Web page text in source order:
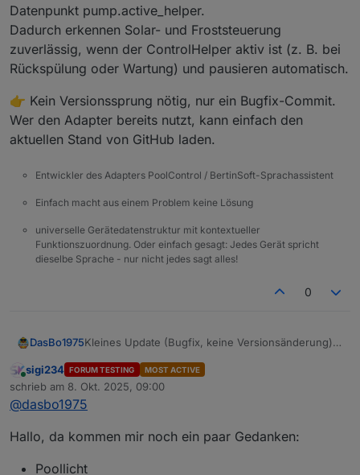
Datenpunkt pump.active_helper.
Dadurch erkennen Solar- und Froststeuerung
zuverlässig, wenn der ControlHelper aktiv ist (z. B. bei
Rückspülung oder Wartung) und pausieren automatisch.
👉 Kein Versionssprung nötig, nur ein Bugfix-Commit.
Wer den Adapter bereits nutzt, kann einfach den
aktuellen Stand von GitHub laden.
Entwickler des Adapters PoolControl / BertinSoft-Sprachassistent
Einfach macht aus einem Problem keine Lösung
universelle Gerätedatenstruktur mit kontextueller
Funktionszuordnung. Oder einfach gesagt: Jedes Gerät spricht
dieselbe Sprache - nur nicht jedes sagt alles!
0
DasBo1975Kleines Update (Bugfix, keine Versionsänderung)
des Adapters bereit.
Die Steuer-Helper (Control, Solar, Frost) wurden
intern angepasst:
Datenpunkt pump.active_helper.
zuverlässig, wenn der ControlHelper aktiv ist (z. B.
👉 Kein Versionssprung nötig, nur ein Bugfix-
Commit.
Wer den Adapter bereits nutzt, kann einfach den
Online
sigi234 FORUM TESTING MOST ACTIVE
schrieb am 8. Okt. 2025, 09:00
zuletzt editiert von
@dasbo1975
Hallo, da kommen mir noch ein paar Gedanken:
Poollicht